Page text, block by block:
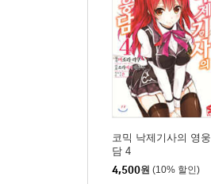
코믹 낙제기사의 영웅
담 4
4,500원 (10% 할인)